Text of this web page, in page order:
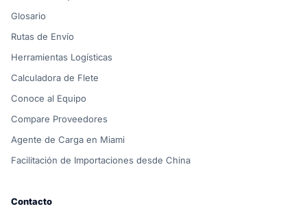
Glosario
Rutas de Envío
Herramientas Logísticas
Calculadora de Flete
Conoce al Equipo
Compare Proveedores
Agente de Carga en Miami
Facilitación de Importaciones desde China
Contacto